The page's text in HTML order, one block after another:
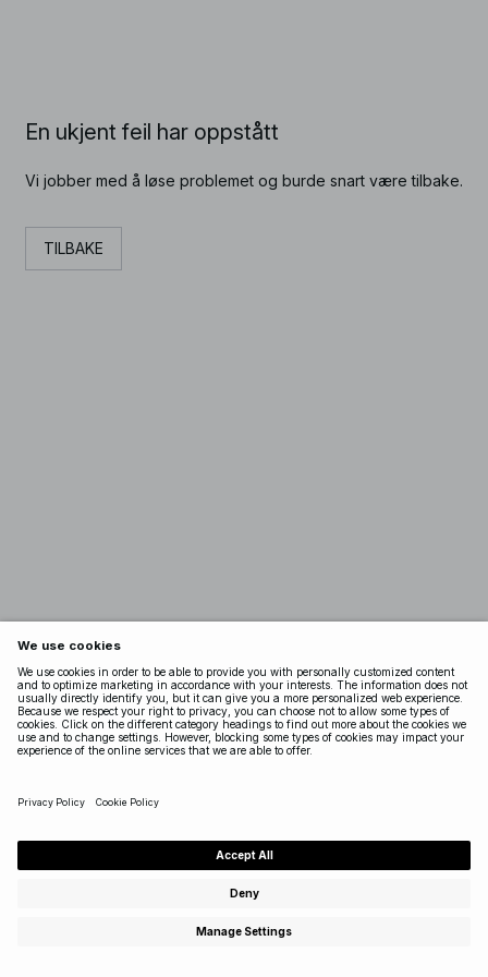
En ukjent feil har oppstått
Vi jobber med å løse problemet og burde snart være tilbake.
TILBAKE